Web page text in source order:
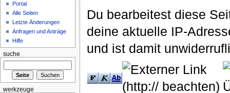
Du bearbeitest diese
deine aktuelle IP-
und ist damit
Portal
Alle Seiten
Letzte Änderungen
Anfragen und Anträge
Hilfe
suche
werkzeuge